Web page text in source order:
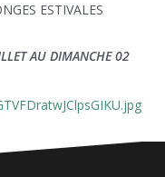
AU DIMANCHE 02